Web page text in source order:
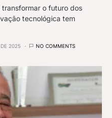
transformar o futuro dos
tecnológica tem
2025 NO COMMENTS